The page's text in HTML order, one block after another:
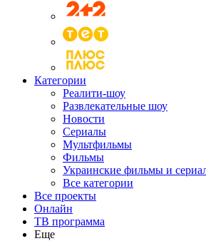
Категории
Реалити-шоу
Развлекательные шоу
Новости
Сериалы
Мультфильмы
Фильмы
Украинские фильмы и
Все категории
Все проекты
Онлайн
ТВ программа
Еще